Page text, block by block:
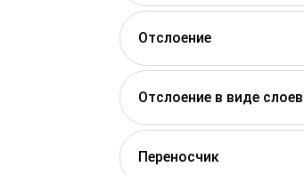
Отслоение
Отслоение в виде слоев
Переносчик